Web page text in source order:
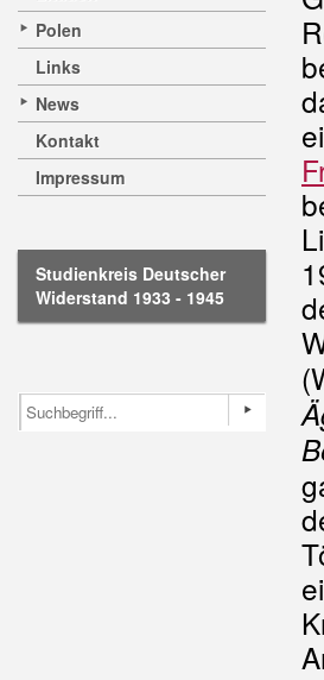
Polen
Links
News
Kontakt
Impressum
Studienkreis Deutscher
Widerstand 1933 - 1945